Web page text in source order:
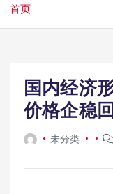
首页
国内经济
价格企稳
未分类